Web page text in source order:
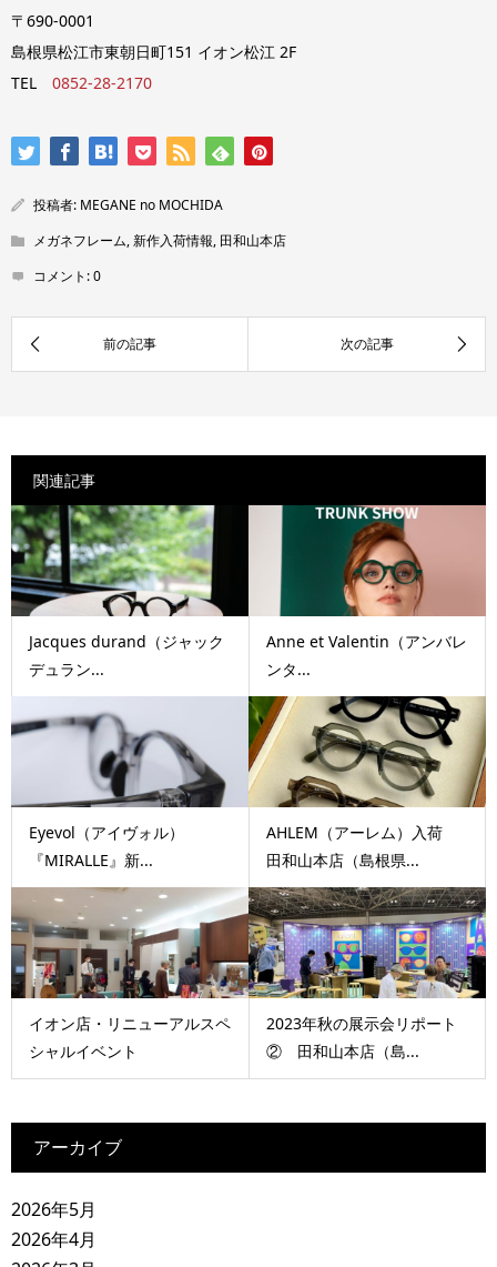
〒690-0001
島根県松江市東朝日町151 イオン松江 2F
TEL 0852-28-2170
投稿者: MEGANE no MOCHIDA
メガネフレーム,新作入荷情報, 田和山本店
コメント:0
関連記事
Jacques durand（ジャック
デュラン...
Anne et Valentin（アンバレ
ンタ...
Eyevol（アイヴォル）
『MIRALLE』新...
AHLEM（アーレム）入荷
田和山本店（島根県...
イオン店・リニューアルスペ
シャルイベント
2023年秋の展示会リポート
② 田和山本店（島...
アーカイブ
2026年5月
2026年4月